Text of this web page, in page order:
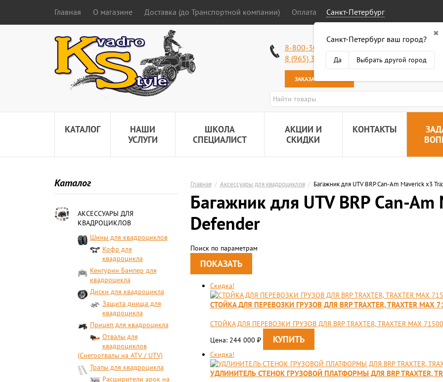
Главная О магазине Доставка (до Транспортной компании) Оплата Санкт-Петербург
✖
Санкт-Петербург ваш город?
Да Выбрать другой город
8-800-301-50-58
8 (965) 318-34-38
ЗАКАЗАТЬ ЗВОНОК
Работаем
КАТАЛОГ
НАШИ
УСЛУГИ
ШКОЛА
СПЕЦИАЛИСТ
АКЦИИ И
СКИДКИ
КОНТАКТЫ
Каталог
АКСЕССУАРЫ ДЛЯ
КВАДРОЦИКЛОВ
Шины для квадроциклов
Кофр для
квадроцикла
Кенгурин Бампер для
квадроцикла
Диски для квадроцикла
Защита днища для
квадроцикла
Прицеп для квадроцикла
Отвалы для
квадроциклов
(Снегоотвалы на ATV / UTV)
Трапы для квадроцикла
Расширители арок на
Главная / Аксессуары для квадроциклов / Багажник для UTV BRP Can-Am Maverick x3
Багажник для UTV BRP Can-
Defender
Поиск по параметрам
Скидка!
СТОЙКА ДЛЯ ПЕРЕВОЗКИ ГРУЗОВ ДЛЯ BRP TRAXTER, TRAXTER MAX
СТОЙКА ДЛЯ ПЕРЕВОЗКИ ГРУЗОВ ДЛЯ BRP TRAXTER, TRAXTER MAX
Цена: 244 000 ₽
Скидка!
УДЛИНИТЕЛЬ СТЕНОК ГРУЗОВОЙ ПЛАТФОРМЫ ДЛЯ BRP TRAXTER,